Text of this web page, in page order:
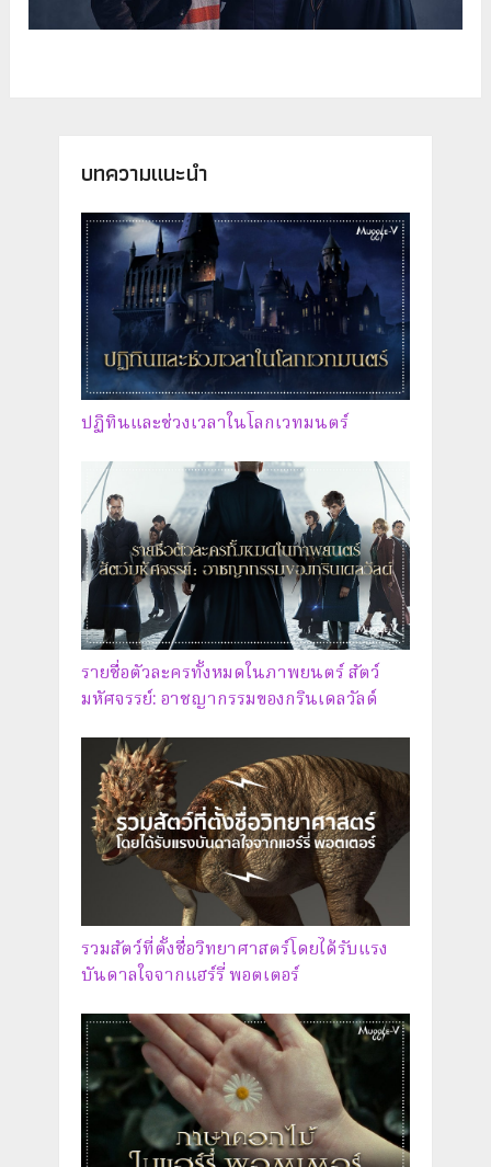
บทความแนะนำ
ปฏิทินและช่วงเวลาในโลกเวทมนตร์
รายชื่อตัวละครทั้งหมดในภาพยนตร์ สัตว์
มหัศจรรย์: อาชญากรรมของกรินเดลวัลด์
รวมสัตว์ที่ตั้งชื่อวิทยาศาสตร์โดยได้รับแรง
บันดาลใจจากแฮร์รี่ พอตเตอร์